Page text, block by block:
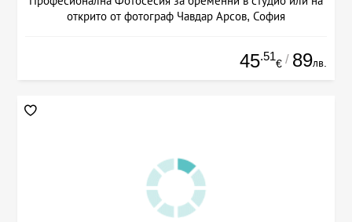
открито от фотограф Чавдар Арсов, София
45.51
€ / 89лв.